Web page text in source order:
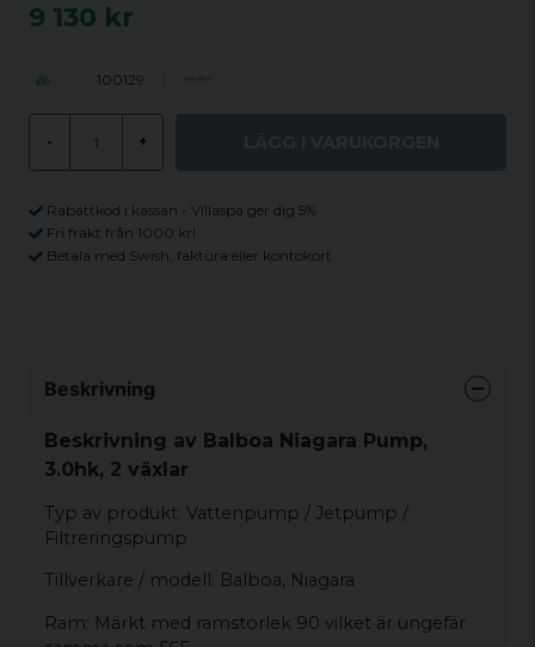
9 130 kr
100129
- +
Rabattkod i kassan - Villaspa ger dig 5%
Fri frakt från 1000 kr!
Betala med Swish, faktura eller kontokort
Beskrivning
Beskrivning av Balboa Niagara Pump,
3.0hk, 2 växlar
Typ av produkt: Vattenpump / Jetpump /
Filtreringspump
Tillverkare / modell: Balboa, Niagara
Ram: Märkt med ramstorlek 90 vilket är ungefär